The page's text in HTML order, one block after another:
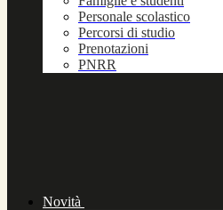
Personale scolastico
Percorsi di studio
Prenotazioni
PNRR
Novità